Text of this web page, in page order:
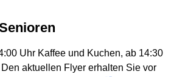
Uhr Kaffee und Kuchen, ab 14:30
aktuellen Flyer erhalten Sie vor